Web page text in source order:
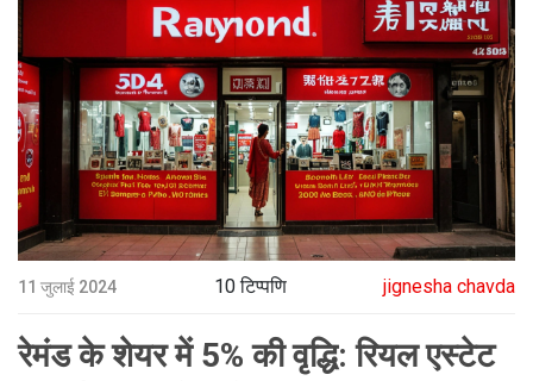
11 जुलाई 2024 10 टिप्पणि jignesha chavda
रेमंड के शेयर में 5% की वृद्धि: रियल एस्टेट